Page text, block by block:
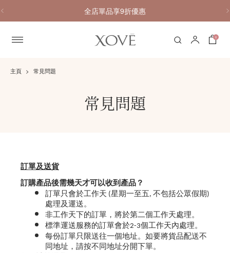
全店單品享9折優惠
0
主頁 常見問題
常見問題
訂單及送貨
訂購產品後需幾天才可以收到產品？
訂單只會於工作天 (星期一至五, 不包括公眾假期)
處理及運送。
非工作天下的訂單，將於第二個工作天處理。
標準運送服務的訂單會於2-3個工作天內處理。
每份訂單只限送往一個地址。如要將貨品配送不
同地址，請按不同地址分開下單。